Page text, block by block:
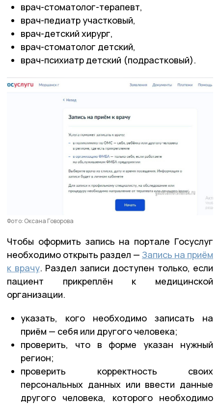
врач-стоматолог-терапевт,
врач-педиатр участковый,
врач-детский хирург,
врач-стоматолог детский,
врач-психиатр детский (подрастковый).
Фото: Оксана Говорова
Чтобы оформить запись на портале Госуслуг
необходимо открыть раздел — Запись на приём
к врачу. Раздел записи доступен только, если
пациент прикреплён к медицинской
организации.
указать, кого необходимо записать на
приём — себя или другого человека;
проверить, что в форме указан нужный
регион;
проверить корректность своих
персональных данных или ввести данные
другого человека, которого необходимо